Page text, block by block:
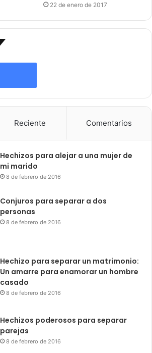
22 de enero de 2017
Reciente Comentarios
Hechizos para alejar a una mujer de
mi marido
8 de febrero de 2016
Conjuros para separar a dos
personas
8 de febrero de 2016
Hechizo para separar un matrimonio:
Un amarre para enamorar un hombre
casado
8 de febrero de 2016
Hechizos poderosos para separar
parejas
8 de febrero de 2016